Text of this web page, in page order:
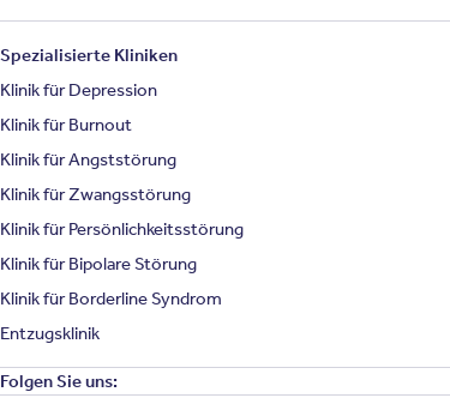
Spezialisierte Kliniken
Klinik für Depression
Klinik für Burnout
Klinik für Angststörung
Klinik für Zwangsstörung
Klinik für Persönlichkeitsstörung
Klinik für Bipolare Störung
Klinik für Borderline Syndrom
Entzugsklinik
Folgen Sie uns: